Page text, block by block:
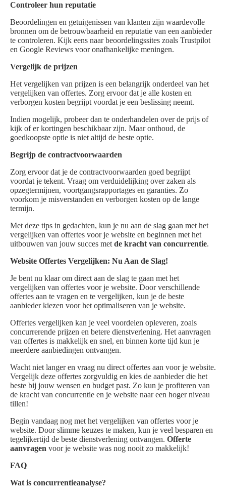
Controleer hun reputatie
Beoordelingen en getuigenissen van klanten zijn waardevolle
bronnen om de betrouwbaarheid en reputatie van een aanbieder
te controleren. Kijk eens naar beoordelingssites zoals Trustpilot
en Google Reviews voor onafhankelijke meningen.
Vergelijk de prijzen
Het vergelijken van prijzen is een belangrijk onderdeel van het
vergelijken van offertes. Zorg ervoor dat je alle kosten en
verborgen kosten begrijpt voordat je een beslissing neemt.
Indien mogelijk, probeer dan te onderhandelen over de prijs of
kijk of er kortingen beschikbaar zijn. Maar onthoud, de
goedkoopste optie is niet altijd de beste optie.
Begrijp de contractvoorwaarden
Zorg ervoor dat je de contractvoorwaarden goed begrijpt
voordat je tekent. Vraag om verduidelijking over zaken als
opzegtermijnen, voortgangsrapportages en garanties. Zo
voorkom je misverstanden en verborgen kosten op de lange
termijn.
Met deze tips in gedachten, kun je nu aan de slag gaan met het
vergelijken van offertes voor je website en beginnen met het
uitbouwen van jouw succes met de kracht van concurrentie.
Website Offertes Vergelijken: Nu Aan de Slag!
Je bent nu klaar om direct aan de slag te gaan met het
vergelijken van offertes voor je website. Door verschillende
offertes aan te vragen en te vergelijken, kun je de beste
aanbieder kiezen voor het optimaliseren van je website.
Offertes vergelijken kan je veel voordelen opleveren, zoals
concurrerende prijzen en betere dienstverlening. Het aanvragen
van offertes is makkelijk en snel, en binnen korte tijd kun je
meerdere aanbiedingen ontvangen.
Wacht niet langer en vraag nu direct offertes aan voor je website.
Vergelijk deze offertes zorgvuldig en kies de aanbieder die het
beste bij jouw wensen en budget past. Zo kun je profiteren van
de kracht van concurrentie en je website naar een hoger niveau
tillen!
Begin vandaag nog met het vergelijken van offertes voor je
website. Door slimme keuzes te maken, kun je veel besparen en
tegelijkertijd de beste dienstverlening ontvangen. Offerte
aanvragen voor je website was nog nooit zo makkelijk!
FAQ
Wat is concurrentieanalyse?